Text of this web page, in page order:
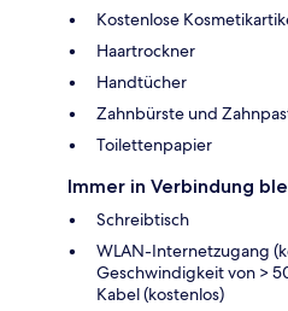
Kostenlose
Haartrockner
Handtücher
Zahnbürste und
Toilettenpapier
Immer in Verbindung
Schreibtisch
WLAN-Internetzugang
Geschwindigkeit von >
Kabel (kostenlos)